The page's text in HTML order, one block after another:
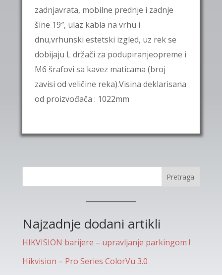
zadnjavrata, mobilne prednje i zadnje
šine 19″, ulaz kabla na vrhu i
dnu,vrhunski estetski izgled, uz rek se
dobijaju L držači za podupiranjeopreme i
M6 šrafovi sa kavez maticama (broj
zavisi od veličine reka).Visina deklarisana
od proizvođača : 1022mm
Pretraga
Najzadnje dodani artikli
HIKVISION barijere – upravljanje parkingom !
Hikvision – Pro Series ColorVu 3.0